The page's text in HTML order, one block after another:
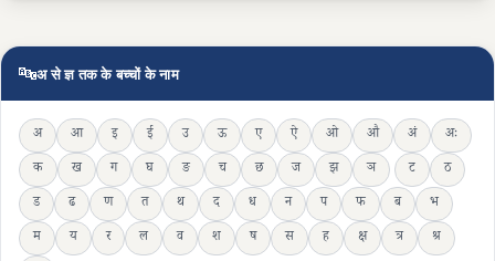
🔤अ से ज्ञ तक के बच्चों के नाम
अ आ इ ई उ ऊ ए ऐ ओ औ अं
अः
क
ख ग घ ङ च छ ज झ ञ ट
ठ
ड
ढ ण त थ द ध न प फ ब
भ
म
य र ल व श ष स ह क्ष त्र
श्र